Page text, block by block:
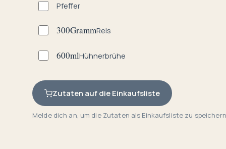
Pfeffer
300GrammReis
600mlHühnerbrühe
Zutaten auf die Einkaufsliste
Melde dich an, um die Zutaten als Einkaufsliste zu